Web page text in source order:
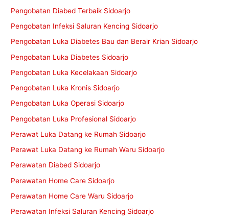
Pengobatan Diabed Terbaik Sidoarjo
Pengobatan Infeksi Saluran Kencing Sidoarjo
Pengobatan Luka Diabetes Bau dan Berair Krian Sidoarjo
Pengobatan Luka Diabetes Sidoarjo
Pengobatan Luka Kecelakaan Sidoarjo
Pengobatan Luka Kronis Sidoarjo
Pengobatan Luka Operasi Sidoarjo
Pengobatan Luka Profesional Sidoarjo
Perawat Luka Datang ke Rumah Sidoarjo
Perawat Luka Datang ke Rumah Waru Sidoarjo
Perawatan Diabed Sidoarjo
Perawatan Home Care Sidoarjo
Perawatan Home Care Waru Sidoarjo
Perawatan Infeksi Saluran Kencing Sidoarjo